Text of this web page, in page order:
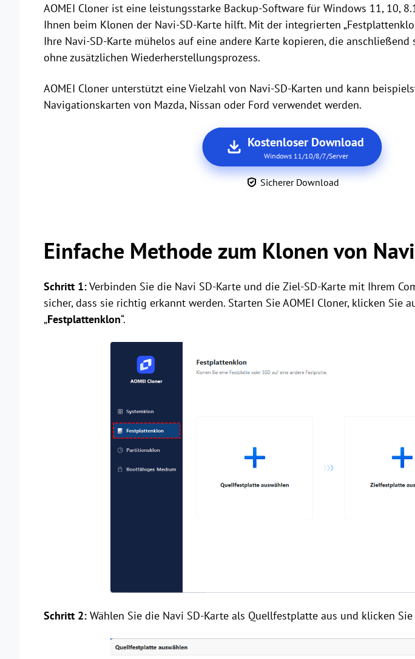
AOMEI Cloner ist eine leistungsstarke Backup-Software für Windows 11, 10,
Ihnen beim Klonen der Navi-SD-Karte hilft. Mit der integrierten
Ihre Navi-SD-Karte mühelos auf eine andere Karte kopieren, die
ohne zusätzlichen Wiederherstellungsprozess.
AOMEI Cloner unterstützt eine Vielzahl von Navi-SD-Karten und kann
Navigationskarten von Mazda, Nissan oder Ford verwendet werden.
Kostenloser Download
Windows 11/10/8/7/Server
Sicherer Download
Einfache Methode zum Klonen von
Schritt 1:Verbinden Sie die Navi SD-Karte und die Ziel-SD-Karte mit Ihrem
sicher, dass sie richtig erkannt werden. Starten Sie AOMEI Cloner, klicken Sie
„Festplattenklon“.
Schritt 2: Wählen Sie die Navi SD-Karte als Quellfestplatte aus und klicken Sie